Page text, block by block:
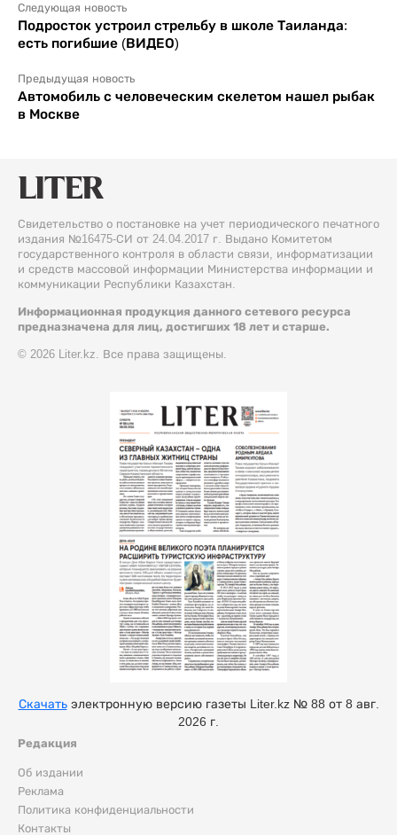
Следующая новость
Подросток устроил стрельбу в школе Таиланда:
есть погибшие (ВИДЕО)
Предыдущая новость
Автомобиль с человеческим скелетом нашел рыбак
в Москве
Свидетельство о постановке на учет периодического печатного
издания №16475-СИ от 24.04.2017 г. Выдано Комитетом
государственного контроля в области связи, информатизации
и средств массовой информации Министерства информации и
коммуникации Республики Казахстан.
Информационная продукция данного сетевого ресурса
предназначена для лиц, достигших 18 лет и старше.
© 2026 Liter.kz. Все права защищены.
Редакция
Об издании
Реклама
Политика конфиденциальности
Контакты
Скачатьэлектронную версию газеты Liter.kz № 88 от 8 авг.
2026 г.